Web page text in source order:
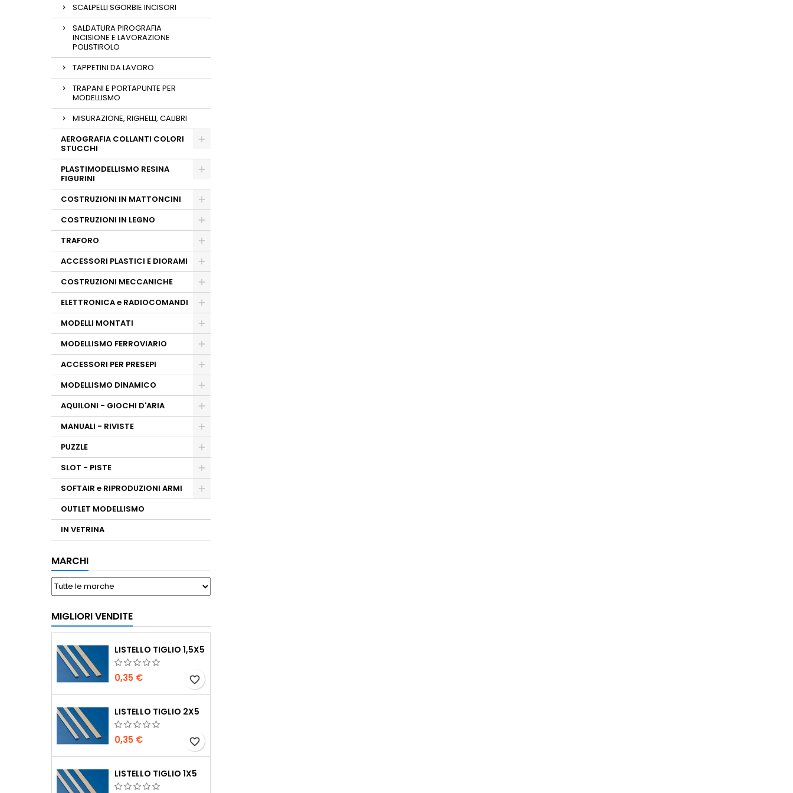
SCALPELLI SGORBIE INCISORI
SALDATURA PIROGRAFIA
INCISIONE E LAVORAZIONE
POLISTIROLO
TAPPETINI DA LAVORO
TRAPANI E PORTAPUNTE PER
MODELLISMO
MISURAZIONE, RIGHELLI, CALIBRI
AEROGRAFIA COLLANTI COLORI
STUCCHI
PLASTIMODELLISMO RESINA
FIGURINI
COSTRUZIONI IN MATTONCINI
COSTRUZIONI IN LEGNO
TRAFORO
ACCESSORI PLASTICI E DIORAMI
COSTRUZIONI MECCANICHE
ELETTRONICA e RADIOCOMANDI
MODELLI MONTATI
MODELLISMO FERROVIARIO
ACCESSORI PER PRESEPI
MODELLISMO DINAMICO
AQUILONI - GIOCHI D'ARIA
MANUALI - RIVISTE
PUZZLE
SLOT - PISTE
SOFTAIR e RIPRODUZIONI ARMI
OUTLET MODELLISMO
IN VETRINA
MARCHI
MIGLIORI VENDITE
LISTELLO TIGLIO 1,5X5
0,35 € favorite_border
LISTELLO TIGLIO 2X5
0,35 € favorite_border
LISTELLO TIGLIO 1X5